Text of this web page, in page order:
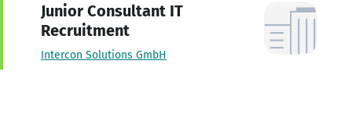
Junior Consultant IT
Recruitment
Intercon Solutions GmbH